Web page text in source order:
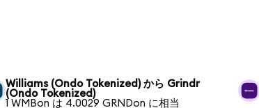
Williams (Ondo Tokenized) から Grindr
(Ondo Tokenized)
1 WMBon は 4.0029 GRNDon に相当